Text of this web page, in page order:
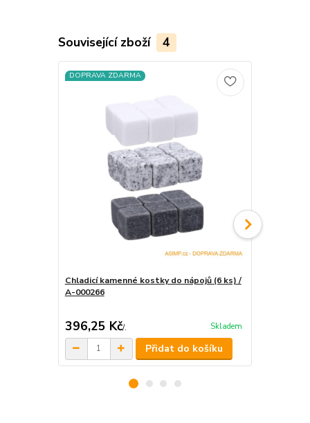
Související zboží 4
DOPRAVA ZDARMA
Chladicí kamenné kostky do nápojů (6 ks) /
A-000266
396,25 Kč/. Skladem
Přidat do košíku